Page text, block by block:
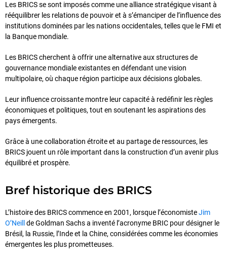
Les BRICS se sont imposés comme une alliance stratégique visant à
rééquilibrer les relations de pouvoir et à s’émanciper de l’influence des
institutions dominées par les nations occidentales, telles que le FMI et
la Banque mondiale.
Les BRICS cherchent à offrir une alternative aux structures de
gouvernance mondiale existantes en défendant une vision
multipolaire, où chaque région participe aux décisions globales.
Leur influence croissante montre leur capacité à redéfinir les règles
économiques et politiques, tout en soutenant les aspirations des
pays émergents.
Grâce à une collaboration étroite et au partage de ressources, les
BRICS jouent un rôle important dans la construction d’un avenir plus
équilibré et prospère.
Bref historique des BRICS
L’histoire des BRICS commence en 2001, lorsque l’économisteJim
O’Neill de Goldman Sachs a inventé l’acronyme BRIC pour désigner le
Brésil, la Russie, l’Inde et la Chine, considérées comme les économies
émergentes les plus prometteuses.